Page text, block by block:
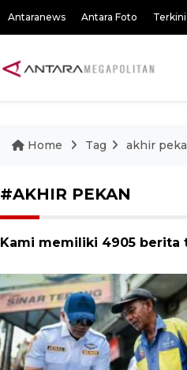
Antaranews Antara Foto Terkini
Home Tag akhir
#AKHIR PEKAN
Kami memiliki 4905 berita